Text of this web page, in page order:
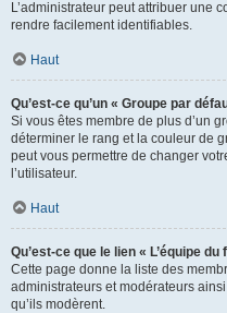
L’administrateur peut attribuer une
rendre facilement identifiables.
Haut
Qu’est-ce qu’un « Groupe par
Si vous êtes membre de plus d’un
déterminer le rang et la couleur de
peut vous permettre de changer
l’utilisateur.
Haut
Qu’est-ce que le lien « L’équipe du
Cette page donne la liste des
administrateurs et modérateurs
qu’ils modèrent.